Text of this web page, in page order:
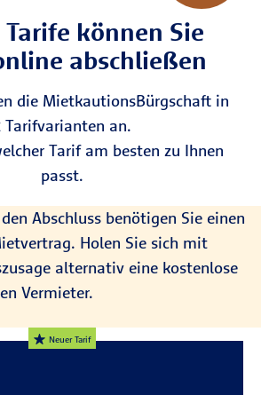
Tarife können Sie
abschließen
die MietkautionsBürgschaft in
Tarifvarianten an.
Tarif am besten zu Ihnen
passt.
Abschluss benötigen Sie einen
Holen Sie sich mit
alternativ eine kostenlose
Vermieter.
Neuer Tarif